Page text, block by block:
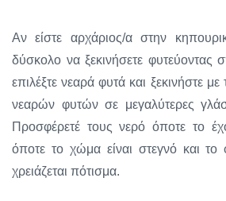
Αν είστε αρχάριος/α στην
δύσκολο να ξεκινήσετε φυτεύοντας
επιλέξτε νεαρά φυτά και ξεκινήστε
νεαρών φυτών σε μεγαλύτερες
Προσφέρετέ τους νερό όποτε το
όποτε το χώμα είναι στεγνό και το
χρειάζεται πότισμα.